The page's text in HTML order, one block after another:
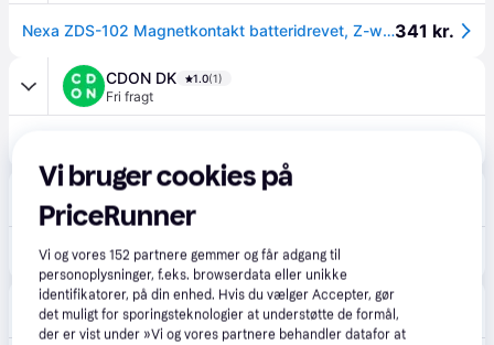
Nexa ZDS-102 Magnetkontakt batteridrevet, Z-wave341 kr.
CDON DK 1.0(1)
Fri fragt
Punkt1
48 kr. fragt ,1-2 dage
Nexa Zds-102 magnetisk Kontakt z-wave.
POWER
49 kr. fragt,1-2 dage
Vi bruger cookies på
PriceRunner
Vi og vores152 partnere gemmer og får adgang til
personoplysninger, f.eks. browserdata eller unikke
identifikatorer, på din enhed. Hvis du vælger Accepter, gør
det muligt for sporingsteknologier at understøtte de formål,
der er vist under »Vi og vores partnere behandler datafor at